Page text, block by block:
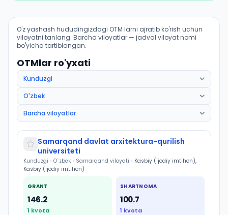
Amaliy sanʼat: badiiy zargarlik: OTM lar bo'yicha
O'z yashash hududingizdagi OTM larni ajratib ko'rish uchun
viloyatni tanlang. Barcha viloyatlar — jadval viloyat nomi
bo'yicha tartiblangan.
OTMlar ro'yxati
Samarqand davlat arxitektura-qurilish
universiteti
Kunduzgi • O`zbek • Samarqand viloyati • Kasbiy (ijodiy imtihon),
Kasbiy (ijodiy imtihon)
GRANT
146.2
1 kvota
SHARTNOMA
100.7
1 kvota